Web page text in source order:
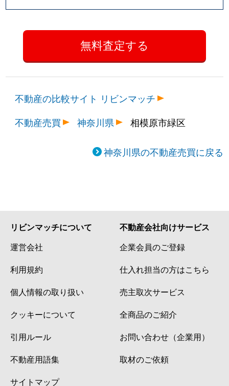
不動産の比較サイト リビンマッチ
不動産売買
神奈川県 相模原市緑区
神奈川県の不動産売買に戻る
リビンマッチについて
運営会社
利用規約
個人情報の取り扱い
クッキーについて
引用ルール
不動産用語集
サイトマップ
不動産会社向けサービス
企業会員のご登録
仕入れ担当の方はこちら
売主取次サービス
全商品のご紹介
お問い合わせ（企業用）
取材のご依頼